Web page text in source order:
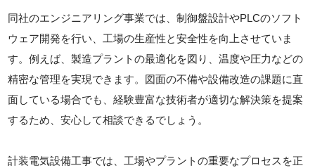
同社のエンジニアリング事業では、制御盤設計やPLCのソフト
ウェア開発を行い、工場の生産性と安全性を向上させていま
す。例えば、製造プラントの最適化を図り、温度や圧力などの
精密な管理を実現できます。図面の不備や設備改造の課題に直
面している場合でも、経験豊富な技術者が適切な解決策を提案
するため、安心して相談できるでしょう。
計装電気設備工事では、工場やプラントの重要なプロセスを正